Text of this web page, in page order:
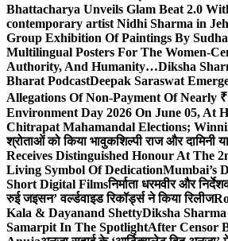
Bhattacharya Unveils Glam Beat 2.0
contemporary artist Nidhi Sharma in
Group Exhibition Of Paintings By
Multilingual Posters For The Women-
Authority, And Humanity…Diksha
Bharat PodcastDeepak Saraswat
Allegations Of Non-Payment Of
Environment Day 2026 On June 05, At
Chitrapat Mahamandal Elections;
श्रोताओं को किया भावुकशिल्पी राज और दामिनी
Receives Distinguished Honour At The
Living Symbol Of DedicationMumbai’s
Short Digital Filmsनिर्माता धरमवीर और
रुई जइसन’ वर्ल्डवाइड रिकॉर्ड्स ने किया रिलीज
Kala & Dayanand ShettyDiksha
Samarpit In The SpotlightAfter Censor